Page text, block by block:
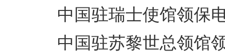
中国驻瑞士使馆领保电
中国驻苏黎世总领馆领